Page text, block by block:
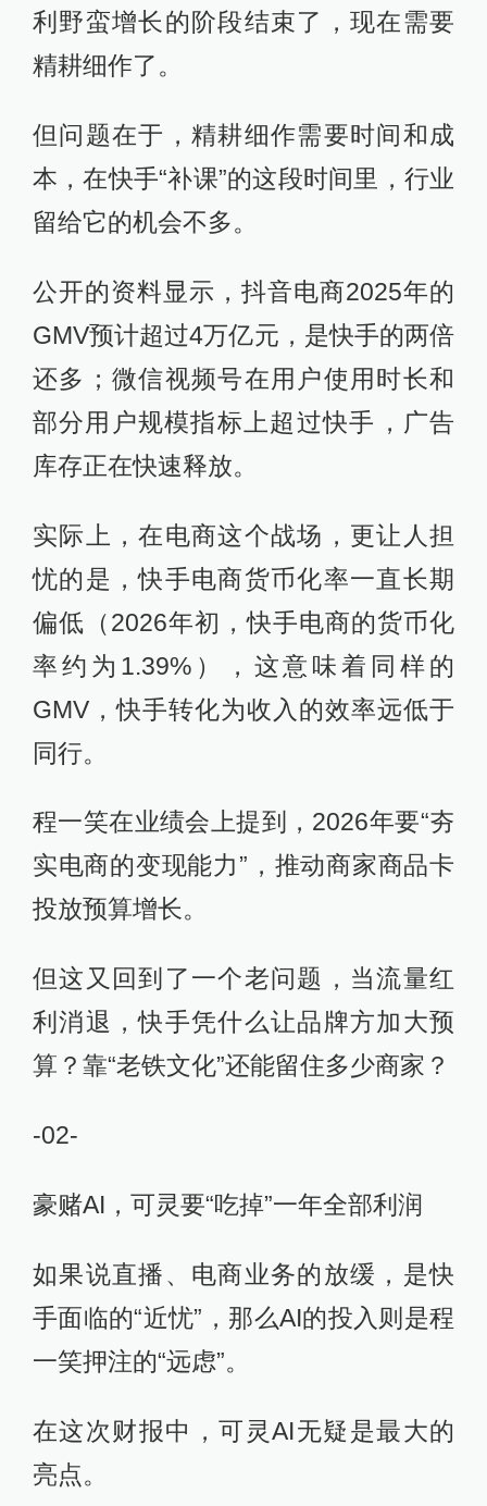
利野蛮增长的阶段结束了，现在需要
精耕细作了。
但问题在于，精耕细作需要时间和成
本，在快手“补课”的这段时间里，行业
留给它的机会不多。
公开的资料显示，抖音电商2025年的
GMV预计超过4万亿元，是快手的两倍
还多；‌微信视频号在用户使用时长和
部分用户规模指标上超过快手‌，广告
库存正在快速释放。
实际上，在电商这个战场，更让人担
忧的是，快手电商货币化率一直长期
偏低（2026年初，快手电商的货币化
率约为1.39%），这意味着同样的
GMV，快手转化为收入的效率远低于
同行。
程一笑在业绩会上提到，2026年要“夯
实电商的变现能力”，推动商家商品卡
投放预算增长。
但这又回到了一个老问题，当流量红
利消退，快手凭什么让品牌方加大预
算？靠“老铁文化”还能留住多少商家？
-02-
豪赌AI，可灵要“吃掉”一年全部利润
如果说直播、电商业务的放缓，是快
手面临的“近忧”，那么AI的投入则是程
一笑押注的“远虑”。
在这次财报中，可灵AI无疑是最大的
亮点。